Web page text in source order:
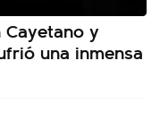
y
una inmensa